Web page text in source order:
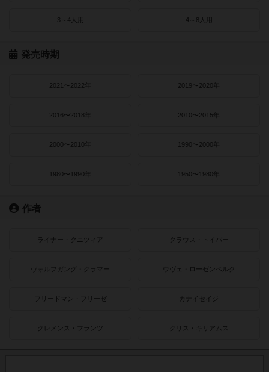
3～4人用 4～8人用
発売時期
2021〜2022年 2019〜2020年
2016〜2018年 2010〜2015年
2000〜2010年 1990〜2000年
1980〜1990年 1950〜1980年
作者
ライナー・クニツィア クラウス・トイバー
ヴォルフガング・クラマー ウヴェ・ローゼンベルク
フリードマン・フリーゼ カナイセイジ
クレメンス・フランツ クリス・キリアムス